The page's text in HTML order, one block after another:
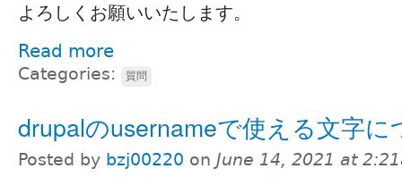
よろしくお願いいたします。
Read more
Categories: 質問
drupalのusernameで使える文字に
Posted by bzj00220 on June 14, 2021 at